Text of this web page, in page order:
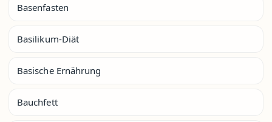
Basenfasten
Basilikum-Diät
Basische Ernährung
Bauchfett